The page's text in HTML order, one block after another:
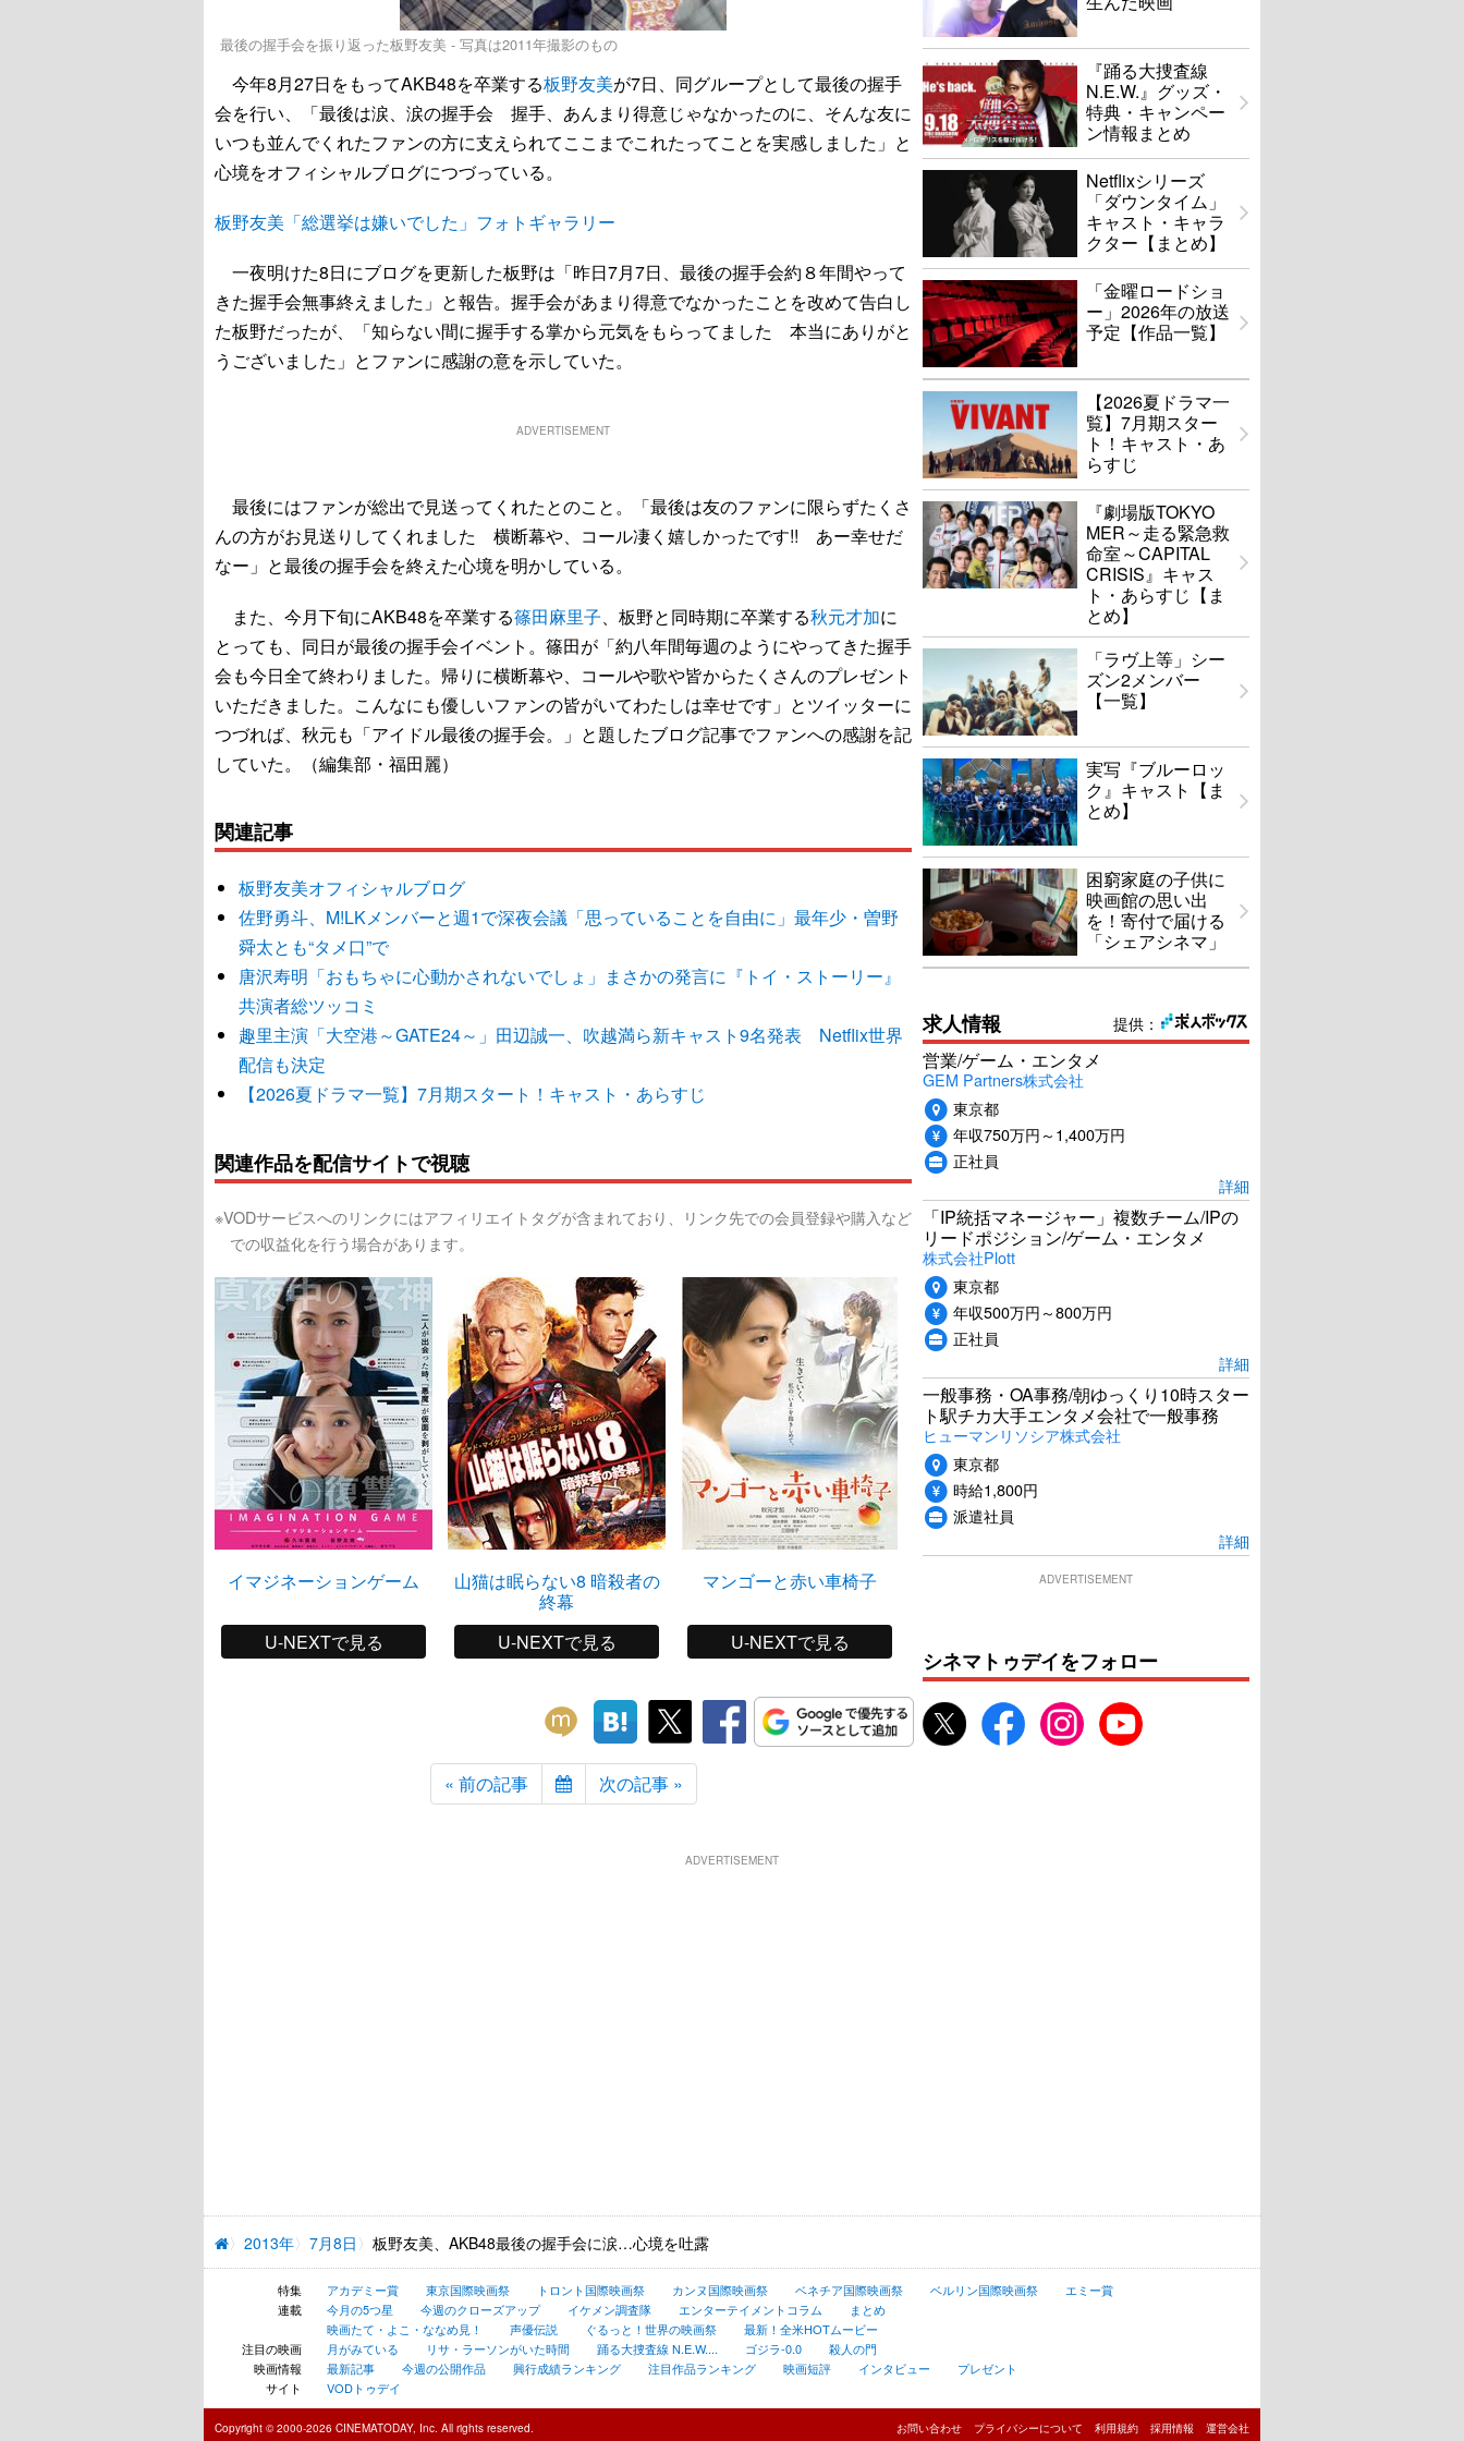
最後の握手会を振り返った板野友美 - 写真は2011年撮影のもの
今年8月27日をもってAKB48を卒業する板野友美が7日、同グループとして最後の握手
会を行い、「最後は涙、涙の握手会 握手、あんまり得意じゃなかったのに、そんな友に
いつも並んでくれたファンの方に支えられてここまでこれたってことを実感しました」と
心境をオフィシャルブログにつづっている。
板野友美「総選挙は嫌いでした」フォトギャラリー
一夜明けた8日にブログを更新した板野は「昨日7月7日、最後の握手会約８年間やって
きた握手会無事終えました」と報告。握手会があまり得意でなかったことを改めて告白し
た板野だったが、「知らない間に握手する掌から元気をもらってました 本当にありがと
うございました」とファンに感謝の意を示していた。
ADVERTISEMENT
最後にはファンが総出で見送ってくれたとのこと。「最後は友のファンに限らずたくさ
んの方がお見送りしてくれました 横断幕や、コール凄く嬉しかったです!! あー幸せだ
なー」と最後の握手会を終えた心境を明かしている。
また、今月下旬にAKB48を卒業する篠田麻里子 、板野と同時期に卒業する秋元才加に
とっても、同日が最後の握手会イベント。篠田が「約八年間毎週のようにやってきた握手
会も今日全て終わりました。帰りに横断幕や、コールや歌や皆からたくさんのプレゼント
いただきました。こんなにも優しいファンの皆がいてわたしは幸せです」とツイッターに
つづれば、秋元も「アイドル最後の握手会。」と題したブログ記事でファンへの感謝を記
していた。（編集部・福田麗）
関連記事
板野友美オフィシャルブログ
佐野勇斗、M!LKメンバーと週1で深夜会議「思っていることを自由に」最年少・曽野
舜太とも“タメ口”で
唐沢寿明「おもちゃに心動かされないでしょ」まさかの発言に『トイ・ストーリー』
共演者総ツッコミ
趣里主演「大空港～GATE24～」田辺誠一、吹越満ら新キャスト9名発表 Netflix世界
配信も決定
【2026夏ドラマ一覧】7月期スタート！キャスト・あらすじ
関連作品を配信サイトで視聴
※VODサービスへのリンクにはアフィリエイトタグが含まれており、リンク先での会員登録や購入など
での収益化を行う場合があります。
イマジネーションゲーム
U-NEXTで見る
山猫は眠らない8 暗殺者の
終幕
U-NEXTで見る
マンゴーと赤い車椅子
U-NEXTで見る
« 前の記事 次の記事 »
『踊る大捜査線
N.E.W.』グッズ・
特典・キャンペー
ン情報まとめ
Netflixシリーズ
「ダウンタイム」
キャスト・キャラ
クター【まとめ】
「金曜ロードショ
ー」2026年の放送
予定【作品一覧】
【2026夏ドラマ一
覧】7月期スター
ト！キャスト・あ
らすじ
『劇場版TOKYO
MER～走る緊急救
命室～CAPITAL
CRISIS』キャス
ト・あらすじ【ま
とめ】
「ラヴ上等」シー
ズン2メンバー
【一覧】
実写『ブルーロッ
ク』キャスト【ま
とめ】
困窮家庭の子供に
映画館の思い出
を！寄付で届ける
「シェアシネマ」
提供：
求人情報
営業/ゲーム・エンタメ
GEM Partners株式会社
東京都
年収750万円～1,400万円
正社員
詳細
「IP統括マネージャー」複数チーム/IPの
リードポジション/ゲーム・エンタメ
株式会社Plott
東京都
年収500万円～800万円
正社員
詳細
一般事務・OA事務/朝ゆっくり10時スター
ト駅チカ大手エンタメ会社で一般事務
ヒューマンリソシア株式会社
東京都
時給1,800円
派遣社員
詳細
ADVERTISEMENT
シネマトゥデイをフォロー
ADVERTISEMENT
2013年 7月8日 板野友美、AKB48最後の握手会に涙…心境を吐露
特集 アカデミー賞 東京国際映画祭 トロント国際映画祭 カンヌ国際映画祭 ベネチア国際映画祭 ベルリン国際映画祭
エミー賞
連載
今月の5つ星 今週のクローズアップ イケメン調査隊 エンターテイメントコラム
まとめ
映画たて・よこ・ななめ見！
声優伝説 ぐるっと！世界の映画祭
最新！全米HOTムービー
注目の映画
月がみている リサ・ラーソンがいた時間 踊る大捜査線 N.E.W.... ゴジラ-0.0
殺人の門
映画情報
最新記事 今週の公開作品 興行成績ランキング 注目作品ランキング 映画短評 インタビュー
プレゼント
サイト
VODトゥデイ
Copyright © 2000-2026 CINEMATODAY, Inc. All rights reserved. お問い合わせ プライバシーについて 利用規約 採用情報 運営会社